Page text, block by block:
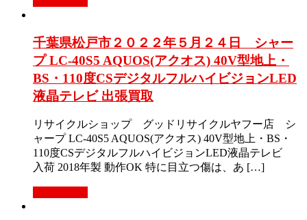
千葉県松戸市２０２２年５月２４日 シャー
プ LC-40S5 AQUOS(アクオス) 40V型地上・
BS・110度CSデジタルフルハイビジョンLED
液晶テレビ 出張買取
リサイクルショップ グッドリサイクルヤフー店 シ
ャープ LC-40S5 AQUOS(アクオス) 40V型地上・BS・
110度CSデジタルフルハイビジョンLED液晶テレビ
入荷 2018年製 動作OK 特に目立つ傷は、あ […]